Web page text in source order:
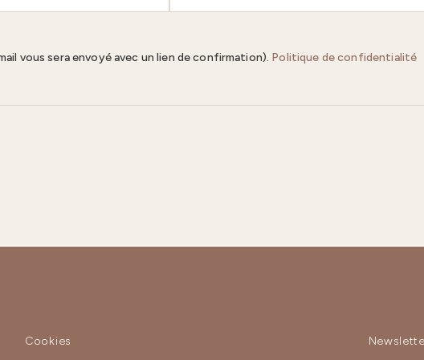
vous sera envoyé avec un lien de confirmation). Politique de confidentialité
Cookies